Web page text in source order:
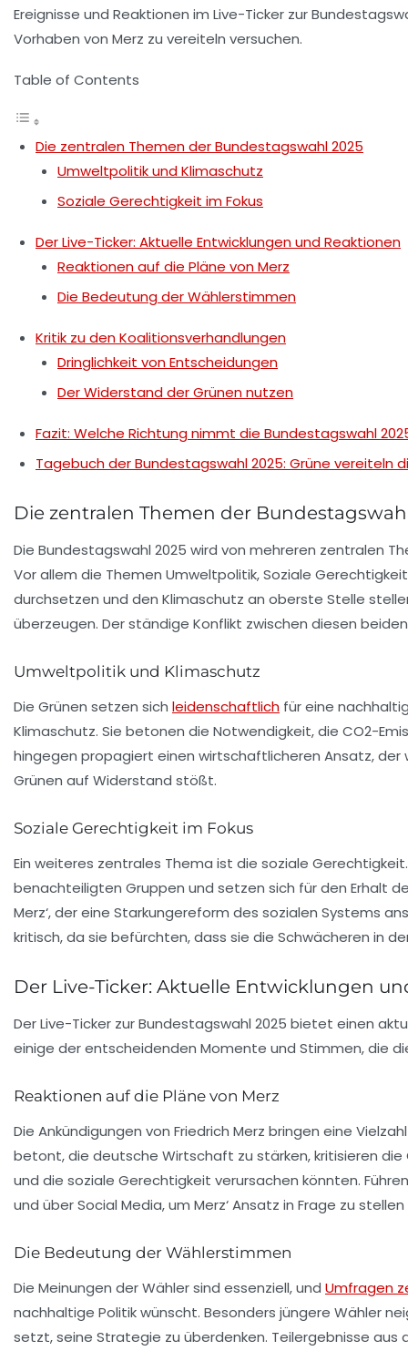
Ereignisse und Reaktionen im Live-Ticker zur
Vorhaben von Merz zu vereiteln versuchen.
Table of Contents
Die zentralen Themen der Bundestagswahl 2025
Umweltpolitik und Klimaschutz
Soziale Gerechtigkeit im Fokus
Der Live-Ticker: Aktuelle Entwicklungen und Reaktionen
Reaktionen auf die Pläne von Merz
Die Bedeutung der Wählerstimmen
Kritik zu den Koalitionsverhandlungen
Dringlichkeit von Entscheidungen
Der Widerstand der Grünen nutzen
Fazit: Welche Richtung nimmt die Bundestagswahl
Tagebuch der Bundestagswahl 2025: Grüne vereiteln
Die zentralen Themen der
Die Bundestagswahl 2025 wird von mehreren zentralen
Vor allem die Themen Umweltpolitik,Soziale Gerechtigkeit
durchsetzen und den Klimaschutz an oberste Stelle
überzeugen. Der ständige Konflikt zwischen diesen
Umweltpolitik und Klimaschutz
Die Grünen setzen sich leidenschaftlich für eine
Klimaschutz. Sie betonen die Notwendigkeit, die CO2-
hingegen propagiert einen wirtschaftlicheren Ansatz,
Grünen auf Widerstand stößt.
Soziale Gerechtigkeit im Fokus
Ein weiteres zentrales Thema ist die soziale
benachteiligten Gruppen und setzen sich für den Erhalt
Merz‘, der eine Starkungereform des sozialen Systems
kritisch, da sie befürchten, dass sie die Schwächeren in
Der Live-Ticker: Aktuelle Entwicklungen
Der Live-Ticker zur Bundestagswahl 2025 bietet einen
einige der entscheidenden Momente und Stimmen, die
Reaktionen auf die Pläne von Merz
Die Ankündigungen von Friedrich Merz bringen eine
betont, die deutsche Wirtschaft zu stärken, kritisieren
und die soziale Gerechtigkeit verursachen könnten.
und über Social Media, um Merz‘ Ansatz in Frage zu
Die Bedeutung der Wählerstimmen
Die Meinungen der Wähler sind essenziell, und Umfragen
nachhaltige Politik wünscht. Besonders jüngere Wähler
setzt, seine Strategie zu überdenken. Teilergebnisse aus